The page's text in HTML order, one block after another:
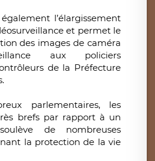
l’élargissement
et permet le
des images de caméra
aux policiers
de la Préfecture
parlementaires, les
brefs par rapport à un
de nombreuses
la protection de la vie